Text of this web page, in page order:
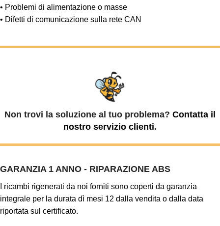
• Problemi di alimentazione o masse
• Difetti di comunicazione sulla rete CAN
Non trovi la soluzione al tuo problema? Contatta il
nostro servizio clienti.
GARANZIA 1 ANNO - RIPARAZIONE ABS
I ricambi rigenerati da noi forniti sono coperti da garanzia
integrale per la durata dì mesi 12 dalla vendita o dalla data
riportata sul certificato.